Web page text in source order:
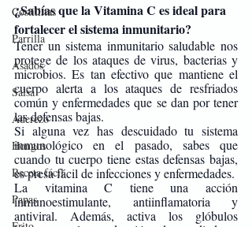
Costillitas
Parrilla
Asados
Salsa
Aderezo
Hongos
Receta fácil
Papas
¿Sabías que la Vitamina C es ideal para
fortalecer el sistema inmunitario?
Tener un sistema inmunitario saludable nos
protege de los ataques de virus, bacterias y
microbios. Es tan efectivo que mantiene el
cuerpo alerta a los ataques de resfriados
común y enfermedades que se dan por tener
las defensas bajas.
Si alguna vez has descuidado tu sistema
inmunológico en el pasado, sabes que
cuando tu cuerpo tiene estas defensas bajas,
es presa fácil de infecciones y enfermedades.
La vitamina C tiene una acción
inmunoestimulante, antiinflamatoria y
antiviral. Además, activa los glóbulos